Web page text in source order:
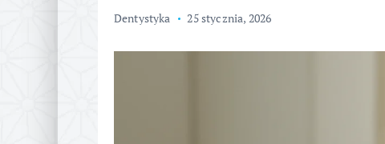
Dentystyka 25 stycznia, 2026